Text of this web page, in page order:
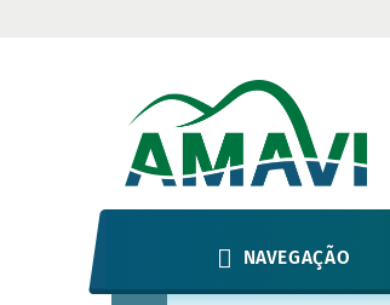
NAVEGAÇÃO